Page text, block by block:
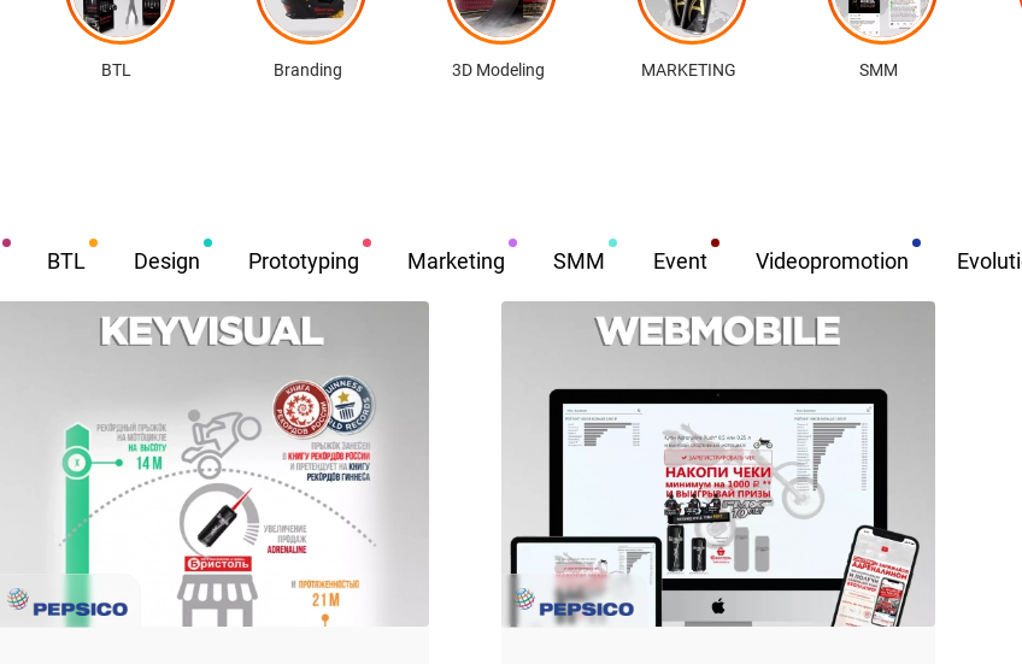
BTL Branding 3D Modeling MARKETING SMM
BTL Design Prototyping Marketing SMM Event Videopromotion